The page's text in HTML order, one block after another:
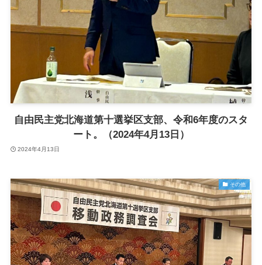
自由民主党北海道第十選挙区支部、令和6年度のスタ
ート。（2024年4月13日）
2024年4月13日
その他